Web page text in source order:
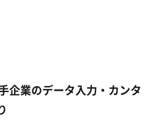
企業のデータ入力・カンタ